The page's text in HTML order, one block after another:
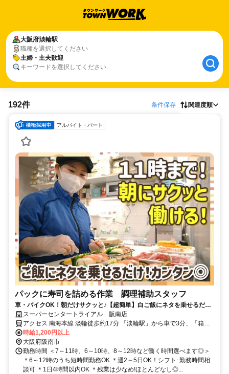
大阪府淡輪駅
職種を選択してください
主婦・主夫歓迎
キーワードを選択してください
192件 条件保存 関連度順
アルバイト・パート
パックに寿司を詰める作業 調理補助スタッフ
車・バイクOK！朝だけサクッと♪【超簡単】白ご飯にネタを乗せるだ
け！未経験OK♪週2日～！時間・曜日相談OK！
スーパーセンタートライアル 阪南店
アクセス 南海本線 淡輪徒歩約17分 「淡輪駅」から車で3分、「箱作
駅」から車で6分、「みさき公園駅」から車で8分
時給1,200円以上
大阪府阪南市
勤務時間 ＜7～11時、6～10時、8～12時など働く時間選べます◎＞
＊6～12時のうち短時間勤務OK ＊週2～5日OK！シフト･勤務時間相
談可 ＊1日4時間以内OK ＊残業は少なめ!ほとんどなし◎...